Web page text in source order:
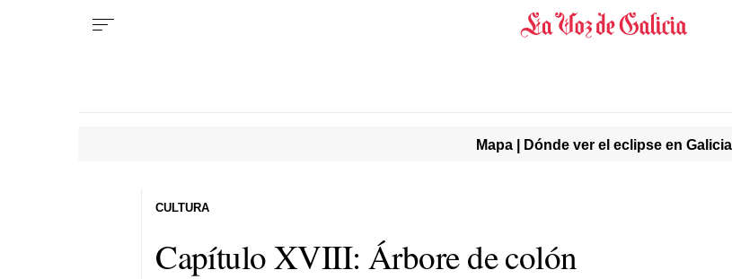
Mapa | Dónde ver el eclipse en Galicia
Capítulo XVIII: Árbore de colón
CULTURA